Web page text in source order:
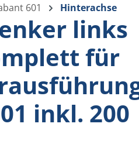
601 Hinterachse
links
für
inkl. 200